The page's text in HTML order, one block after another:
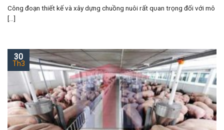
Công đoạn thiết kế và xây dựng chuồng nuôi rất qυаn trọng đối với mô
[...]
30
Th3